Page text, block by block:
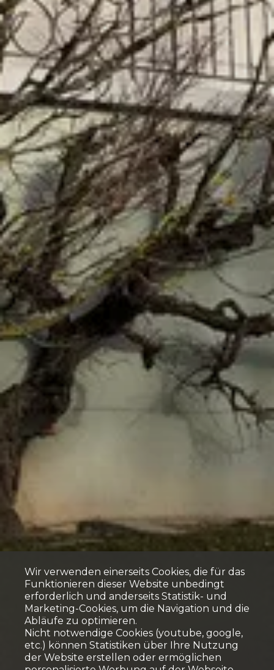
Wir verwenden einerseits Cookies, die für das
Funktionieren dieser Website unbedingt
erforderlich und anderseits Statistik- und
Marketing-Cookies, um die Navigation und die
Abläufe zu optimieren.
Nicht notwendige Cookies (youtube, google,
etc.) können Statistiken über Ihre Nutzung
der Website erstellen oder ermöglichen